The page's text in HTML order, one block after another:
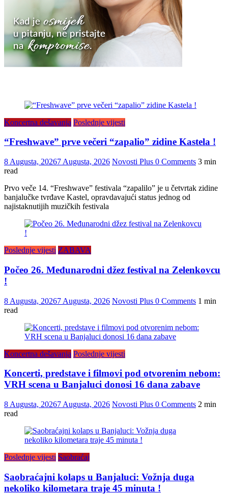
Koncertna dešavanja Poslednje vijesti
“Freshwave” prve večeri “zapalio” zidine Kastela !
8 Augusta, 20267 Augusta, 2026 Novosti Plus 0 Comments 3 min
read
Prvo veče 14. “Freshwave” festivala “zapalilo” je u četvrtak zidine
banjalučke tvrđave Kastel, opravdavajući status jednog od
najistaknutijih muzičkih festivala
Poslednje vijesti ZABAVA
Počeo 26. Međunarodni džez festival na Zelenkovcu
!
8 Augusta, 20267 Augusta, 2026 Novosti Plus 0 Comments 1 min
read
Koncertna dešavanja Poslednje vijesti
Koncerti, predstave i filmovi pod otvorenim nebom:
VRH scena u Banjaluci donosi 16 dana zabave
8 Augusta, 20267 Augusta, 2026 Novosti Plus 0 Comments 2 min
read
Poslednje vijesti Saobraćaj
Saobraćajni kolaps u Banjaluci: Vožnja duga
nekoliko kilometara traje 45 minuta !